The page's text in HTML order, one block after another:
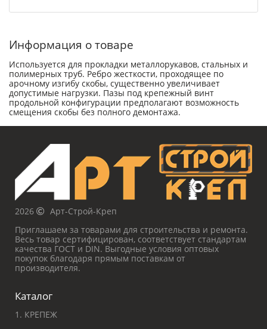
Информация о товаре
Используется для прокладки металлорукавов, стальных и
полимерных труб. Ребро жесткости, проходящее по
арочному изгибу скобы, существенно увеличивает
допустимые нагрузки. Пазы под крепежный винт
продольной конфигурации предполагают возможность
смещения скобы без полного демонтажа.
2026
Арт-Строй-Креп
Приглашаем за товарами для строительства и ремонта.
Весь товар сертифицирован, соответствует стандартам
качества ГОСТ и DIN. Выгодные условия оптовых
покупок благодаря прямым поставкам от
производителя.
Каталог
1. КРЕПЕЖ